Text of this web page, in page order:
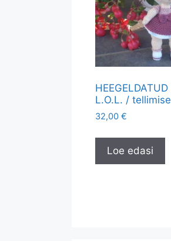
L.O.L. /
32,00 €
Loe edasi